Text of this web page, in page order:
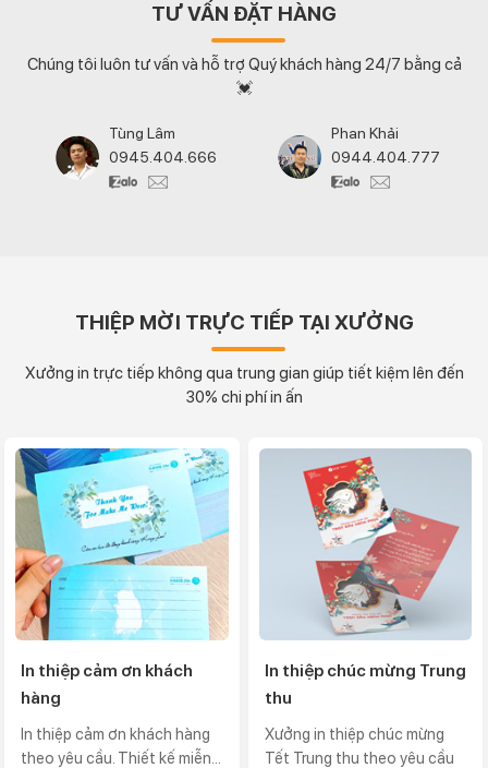
TƯ VẤN ĐẶT HÀNG
Chúng tôi luôn tư vấn và hỗ trợ Quý khách hàng 24/7 bằng cả
💓
Tùng Lâm
0945.404.666
Phan Khải
0944.404.777
THIỆP MỜI TRỰC TIẾP TẠI XƯỞNG
Xưởng in trực tiếp không qua trung gian giúp tiết kiệm lên đến
30% chi phí in ấn
In thiệp cảm ơn khách
hàng
In thiệp cảm ơn khách hàng
theo yêu cầu. Thiết kế miễn...
In thiệp chúc mừng Trung
thu
Xưởng in thiệp chúc mừng
Tết Trung thu theo yêu cầu